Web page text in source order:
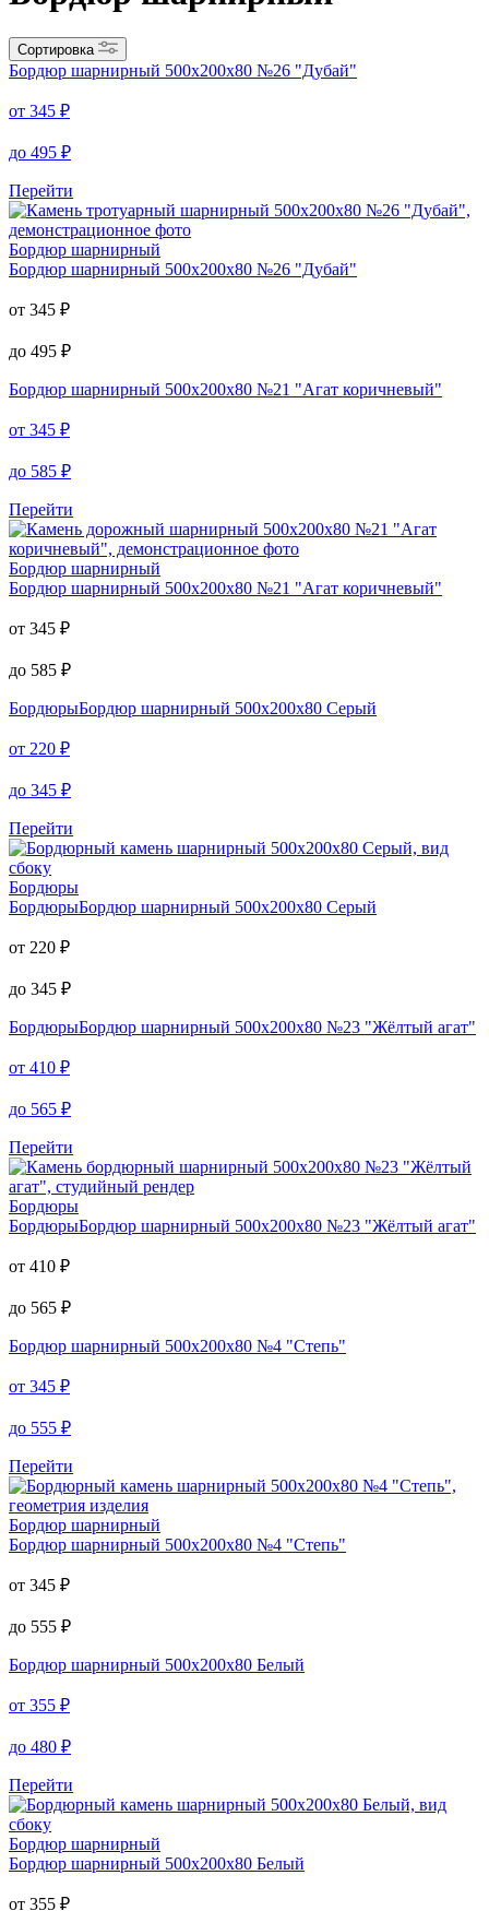
Сортировка
Бордюр шарнирный 500х200х80 №26 "Дубай"
от 345 ₽
до 495 ₽
Перейти
Бордюр шарнирный
Бордюр шарнирный 500х200х80 №26 "Дубай"
от 345 ₽
до 495 ₽
Бордюр шарнирный 500х200х80 №21 "Агат коричневый"
от 345 ₽
до 585 ₽
Перейти
Бордюр шарнирный
Бордюр шарнирный 500х200х80 №21 "Агат коричневый"
от 345 ₽
до 585 ₽
БордюрыБордюр шарнирный 500х200х80 Серый
от 220 ₽
до 345 ₽
Перейти
Бордюры
БордюрыБордюр шарнирный 500х200х80 Серый
от 220 ₽
до 345 ₽
БордюрыБордюр шарнирный 500х200х80 №23 "Жёлтый агат"
от 410 ₽
до 565 ₽
Перейти
Бордюры
БордюрыБордюр шарнирный 500х200х80 №23 "Жёлтый агат"
от 410 ₽
до 565 ₽
Бордюр шарнирный 500х200х80 №4 "Степь"
от 345 ₽
до 555 ₽
Перейти
Бордюр шарнирный
Бордюр шарнирный 500х200х80 №4 "Степь"
от 345 ₽
до 555 ₽
Бордюр шарнирный 500х200х80 Белый
от 355 ₽
до 480 ₽
Перейти
Бордюр шарнирный
Бордюр шарнирный 500х200х80 Белый
от 355 ₽